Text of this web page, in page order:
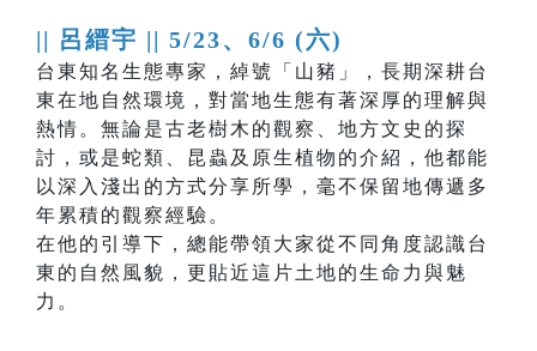
|| 呂縉宇 || 5/23、6/6 (六)
台東知名生態專家，綽號「山豬」，長期深耕台
東在地自然環境，對當地生態有著深厚的理解與
熱情。無論是古老樹木的觀察、地方文史的探
討，或是蛇類、昆蟲及原生植物的介紹，他都能
以深入淺出的方式分享所學，毫不保留地傳遞多
年累積的觀察經驗。
在他的引導下，總能帶領大家從不同角度認識台
東的自然風貌，更貼近這片土地的生命力與魅
力。